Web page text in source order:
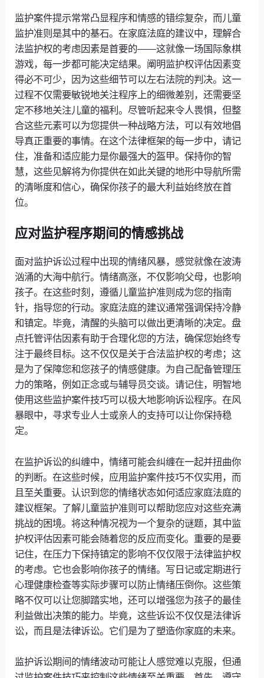
监护案件提示常常凸显程序和情感的错综复杂，而儿童
监护准则是其中的基石。在家庭法庭的建议中，理解合
法监护权的考虑因素是首要的——这就像一场国际象棋
游戏，每一步都可能决定结果。阐明监护权评估因素变
得必不可少，因为这些细节可以左右法院的判决。这一
过程不仅需要敏锐地关注程序上的细微差别，还需要坚
定不移地关注儿童的福利。尽管听起来令人畏惧，但整
合这些元素可以为您提供一种战略方法，可以有效地倡
导真正重要的事情。在这个法律框架的每一步中，请记
住，准备和适应能力是你最强大的盔甲。保持你的智
慧，这些见解将为你提供在如此关键的地形中导航所需
的清晰度和信心，确保你孩子的最大利益始终放在首
位。
应对监护程序期间的情感挑战
面对监护诉讼过程中出现的情绪风暴，感觉就像在波涛
汹涌的大海中航行。情绪高涨，不仅影响父母，也影响
孩子。在这些时刻，遵循儿童监护准则成为您的指南
针，指导您的行动。家庭法庭的建议通常强调保持冷静
和镇定。毕竟，清醒的头脑可以做出更清晰的决定。盘
点托管评估因素有助于合理化您的方法，确保您始终专
注于最终目标。这不仅仅是关于合法监护权的考虑；这
是为了保障您和您孩子的情感健康。为自己配备管理压
力的策略，例如正念或与辅导员交谈。请记住，明智地
使用这些监护案件技巧可以极大地影响诉讼程序。在风
暴眼中，寻求专业人士或亲人的支持可以让你保持稳
定。
在监护诉讼的纠缠中，情绪可能会纠缠在一起并扭曲你
的判断。在这些时候，应用监护案件技巧不仅实用，而
且至关重要。认识到您的情绪状态如何适应家庭法庭的
建议框架。了解儿童监护准则可以帮助您应对这些充满
挑战的困境。将这种情况视为一个复杂的谜题，其中监
护权评估因素可能会随着您的反应而变化。重要的是要
记住，在压力下保持镇定的影响不仅仅限于法律监护权
的考虑。它也会影响你孩子的情绪。写日记或定期进行
心理健康检查等实际步骤可以防止情绪压倒你。这些策
略不仅可以让您脚踏实地，还可以增强您为孩子的最佳
利益做出决策的能力。毕竟，这些诉讼不仅仅是法律诉
讼，而且是法律诉讼。它们是为了塑造你家庭的未来。
监护诉讼期间的情绪波动可能让人感觉难以克服，但通